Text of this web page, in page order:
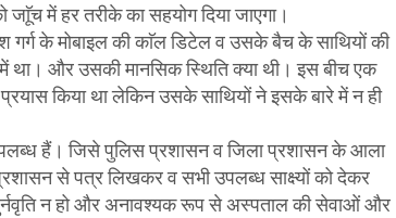
में हर तरीके का सहयोग दिया जाएगा।
के मोबाइल की काॅल डिटेल व उसके बैच के साथियों की
और उसकी मानसिक स्थिति क्या थी। इस बीच एक
किया था लेकिन उसके साथियों ने इसके बारे में न ही
हैं। जिसे पुलिस प्रशासन व जिला प्रशासन के आला
से पत्र लिखकर व सभी उपलब्ध साक्ष्यों को देकर
पुर्नवृति न हो और अनावश्यक रूप से अस्पताल की सेवाओं और